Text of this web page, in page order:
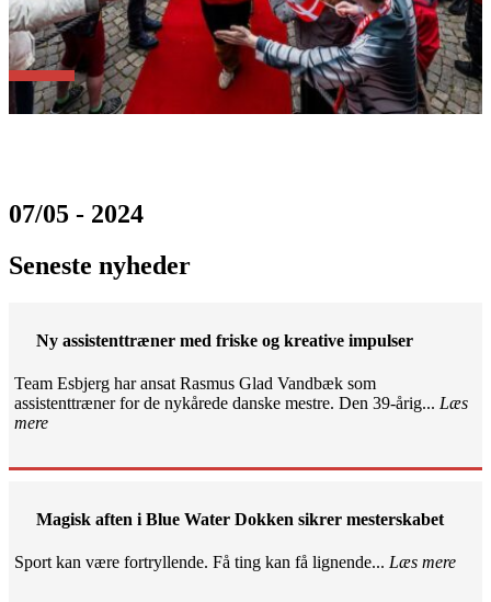
07/05 - 2024
Seneste nyheder
Ny assistenttræner med friske og kreative impulser
Team Esbjerg har ansat Rasmus Glad Vandbæk som
assistenttræner for de nykårede danske mestre. Den 39-årig... Læs
mere
Magisk aften i Blue Water Dokken sikrer mesterskabet
Sport kan være fortryllende. Få ting kan få lignende... Læs mere